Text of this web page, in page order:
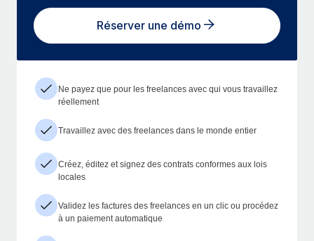
Réserver une démo
Ne payez que pour les freelances avec qui vous travaillez
réellement
Travaillez avec des freelances dans le monde entier
Créez, éditez et signez des contrats conformes aux lois
locales
Validez les factures des freelances en un clic ou procédez
à un paiement automatique